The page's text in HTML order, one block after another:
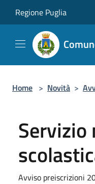
Regione Puglia
Home > Novità >
Servizio
Avviso preiscrizioni